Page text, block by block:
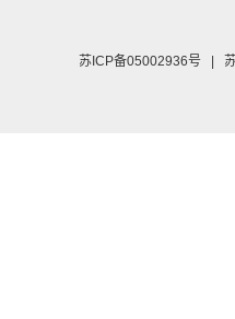
苏ICP备05002936号